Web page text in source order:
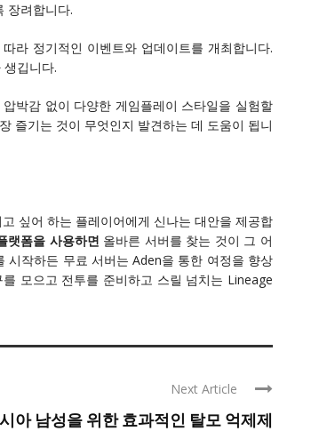
장려합니다.
라 정기적인 이벤트와 업데이트를 개최합니다.
깁니다.
박감 없이 다양한 게임플레이 스타일을 실험할
즐기는 것이 무엇인지 발견하는 데 도움이 됩니
싶어 하는 플레이어에게 신나는 대안을 제공합
폼을 사용하면 올바른 서버를 찾는 것이 그 어
시작하든 무료 서버는 Aden을 통한 여정을 향상
모으고 전투를 준비하고 스릴 넘치는 Lineage
Next Article
아 남성을 위한 효과적인 탈모 억제제